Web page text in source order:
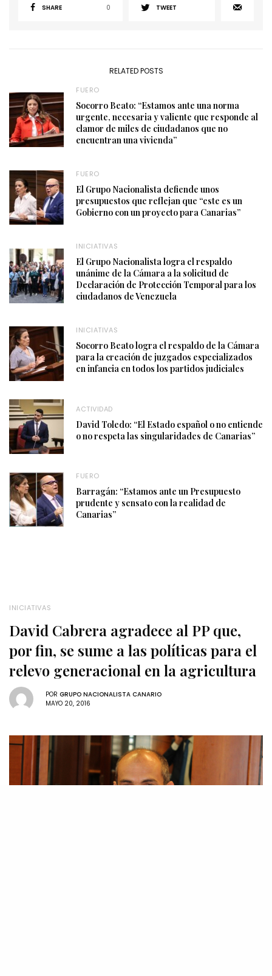
SHARE 0 TWEET
RELATED POSTS
FUERO
Socorro Beato: “Estamos ante una norma
urgente, necesaria y valiente que responde al
clamor de miles de ciudadanos que no
encuentran una vivienda”
FUERO
El Grupo Nacionalista defiende unos
presupuestos que reflejan que “este es un
Gobierno con un proyecto para Canarias”
INICIATIVAS
El Grupo Nacionalista logra el respaldo
unánime de la Cámara a la solicitud de
Declaración de Protección Temporal para los
ciudadanos de Venezuela
INICIATIVAS
Socorro Beato logra el respaldo de la Cámara
para la creación de juzgados especializados
en infancia en todos los partidos judiciales
ACTIVIDAD
David Toledo: “El Estado español o no entiende
o no respeta las singularidades de Canarias”
FUERO
Barragán: “Estamos ante un Presupuesto
prudente y sensato con la realidad de
Canarias”
INICIATIVAS
David Cabrera agradece al PP que,
por fin, se sume a las políticas para el
relevo generacional en la agricultura
POR GRUPO NACIONALISTA CANARIO
MAYO 20, 2016